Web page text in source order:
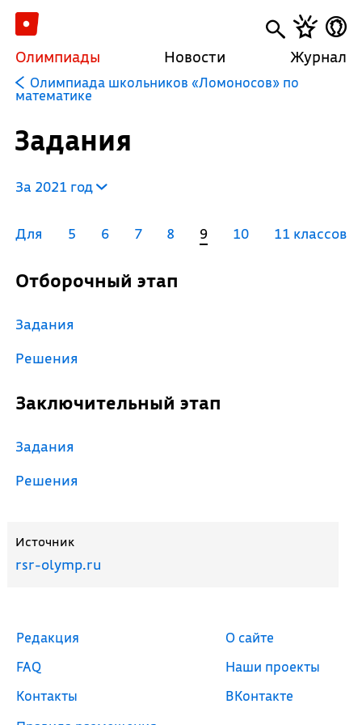
Олимпиады Новости Журнал
Олимпиада школьников «Ломоносов» по
математике
Задания
За 2021 год
Для 5 6 7 8 9 10 11 классов
Отборочный этап
Задания
Решения
Заключительный этап
Задания
Решения
Источник
rsr-olymp.ru
Редакция
FAQ
Контакты
О сайте
Наши проекты
ВКонтакте